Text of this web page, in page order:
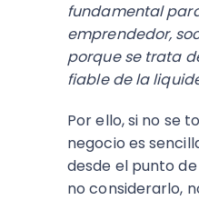
fundamental
emprendedor,
porque se trata
fiable de la
Por ello, si no se
negocio es
desde el punto
no considerarlo,